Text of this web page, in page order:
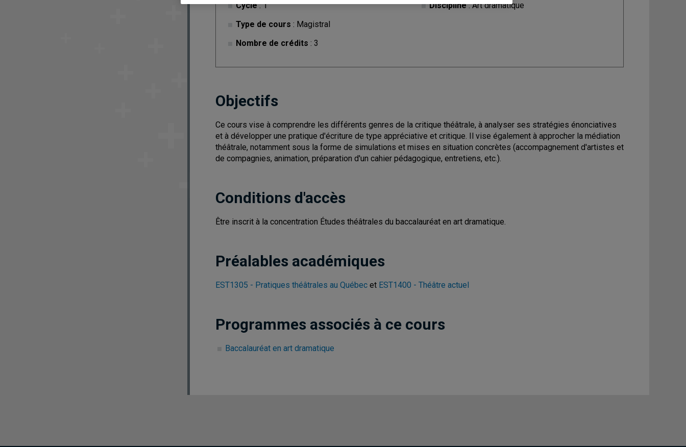
Cycle: 1
Type de cours : Magistral
Nombre de crédits : 3
Discipline: Art dramatique
Objectifs
Ce cours vise à comprendre les différents genres de la critique théâtrale, à analyser ses stratégies énonciatives
et à développer une pratique d'écriture de type appréciative et critique. Il vise également à approcher la médiation
théâtrale, notamment sous la forme de simulations et mises en situation concrètes (accompagnement d'artistes et
de compagnies, animation, préparation d'un cahier pédagogique, entretiens, etc.).
Conditions d'accès
Être inscrit à la concentration Études théâtrales du baccalauréat en art dramatique.
Préalables académiques
EST1305 - Pratiques théâtrales au Québec et EST1400 - Théâtre actuel
Programmes associés à ce cours
Baccalauréat en art dramatique